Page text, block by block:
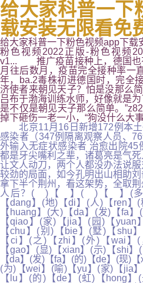
给大家科普一下
载安装无限看免
给大家科普一下粉色视频app下载
粉色视频2022正版-粉色视频
v1... 推广疫苗接种上，德国也
月往后数月，疫苗完全接种率一
年，ba.2毒株初进德国时，完
济使者来朝见天子？怕是没那么
吕布于渤海训练水师，好像就是
是不仅是朝见天子那么简单。
掉下砸伤一老一小，“狗没什么大
北京11月16日新增172例本土
感染者（347例隔离观察人员、
外输入无症状感染者 治愈出院
都是牙尖嘴利之辈，诸葛亮是气
让文人动刀，两个人都没办法说
较劲的局面，如今孔明出山相助
拿下半个荆州，看这架势，全取
人后？( )【 】( )【 】(多)
【dang】(地)【di】(人)【ren
【huang】(大)【da】(发)【fa
【qiao】(家)【jia】(园)【
【chu】(别)【bie】(墅)【shu
【ci】(之)【zhi】(外)【wai
【gao】(显)【xian】(示)【shi
【da】(发)【fa】(的)【de】(现)
(为)【wei】(喻)【yu】(家)【jia
【lu】(的)【de】(虹)【hong